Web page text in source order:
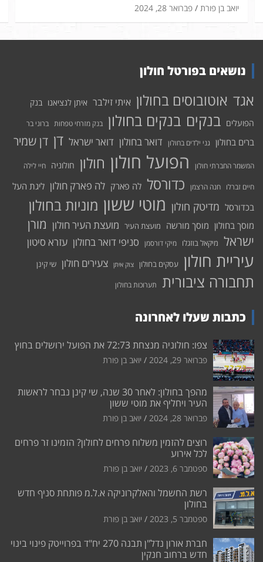
פברואר 28, 2024 יואב בן פורת
נושאים בפורטל חולון
אגד אוטובוסים בחולון איתי זילבר איתן לנציאנו בנק
הפועלים בנקים בנקים בחולון בנק מזרחי טפחות ברוני בר
ברים בחולון גני ילדים בחולון דואר בחולון דואר ישראל דן דן שמיר
המשמר החברתי חולון הפועל חולון חולון חולוניה חיי לילה
חיים זברלו חנה הרצמן כדורסל לה פארק לה פארק חולון ליגת העל
בכדורסל מדיטק חולון מוטי ששון מוניות בחולון
מוסך בחולון מוסך מורשה מועצת העיר מועצת העיר חולון מורן
ישראל מיקאל בוזגלו מיקי דורסמן סניפי דואר בחולון עזרא סיטון
עיריית חולון עסקים בחולון צוק איתן צעירים חולון שי קינן
תחבורה ציבורית תערוכות בחולון
כתבות שעלו לאחרונה
צפו: חולוניה מנצחת 72:73 את הפועל ירושלים בחוץ
פברואר 29, 2024 יואב בן פורת
מהפך בחולון: לאחר 30 שנה, שי קינן נבחר לראשות
העיר ויחליף את מוטי ששון
פברואר 28, 2024 יואב בן פורת
רוצים להזמין משלוח פרחים לחולון? הזמינו זר פרחים
לכל אירוע
ספטמבר 6, 2023 יואב בן פורת
רשת החשמל והאלקרוניקה א.ל.מ פותחת סניף חדש
בחולון
ספטמבר 5, 2023 יואב בן פורת
חברת אורון נדל"ן תבנה 270 יח"ד בפרוייטק פינוי בינוי
חדש ברחוב חנקין